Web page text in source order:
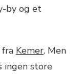
by og et
Kemer. Men
ingen store